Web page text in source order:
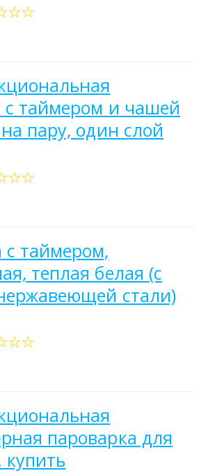
с таймером и чашей
пару, один слой
с таймером,
теплая белая (с
стали)
пароварка для